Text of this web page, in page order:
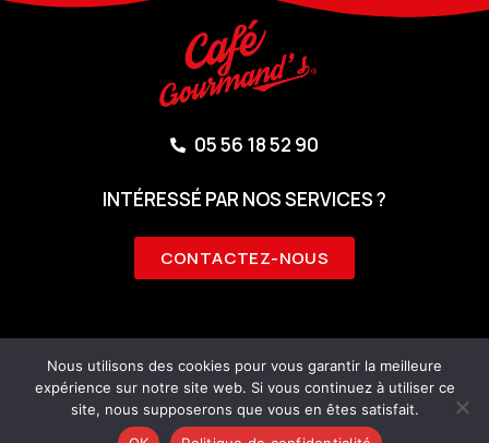
05 56 18 52 90
INTÉRESSÉ PAR NOS SERVICES ?
CONTACTEZ-NOUS
CONDITIONS GÉNÉRALES D’UTILISATION
POLITIQUE DE CONFIDENTIALITÉ
MENTIONS LÉGALES
Nous utilisons des cookies pour vous garantir la meilleure
expérience sur notre site web. Si vous continuez à utiliser ce
site, nous supposerons que vous en êtes satisfait.